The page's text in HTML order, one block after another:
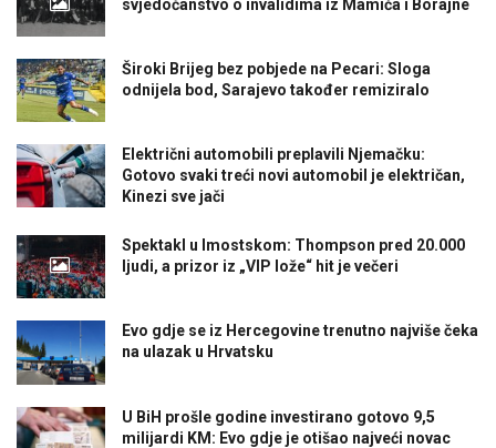
svjedočanstvo o invalidima iz Mamića i Borajne
Široki Brijeg bez pobjede na Pecari: Sloga
odnijela bod, Sarajevo također remiziralo
Električni automobili preplavili Njemačku:
Gotovo svaki treći novi automobil je električan,
Kinezi sve jači
Spektakl u Imostskom: Thompson pred 20.000
ljudi, a prizor iz „VIP lože“ hit je večeri
Evo gdje se iz Hercegovine trenutno najviše čeka
na ulazak u Hrvatsku
U BiH prošle godine investirano gotovo 9,5
milijardi KM: Evo gdje je otišao najveći novac